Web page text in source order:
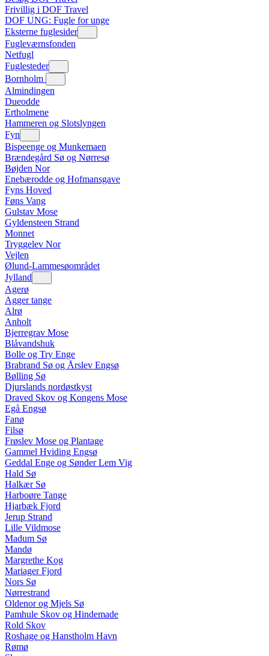
Frivillig i DOF Travel
DOF UNG: Fugle for unge
Eksterne fuglesider
Fugleværnsfonden
Netfugl
Fuglesteder
Bornholm
Almindingen
Dueodde
Ertholmene
Hammeren og Slotslyngen
Fyn
Bispeenge og Munkemaen
Brændegård Sø og Nørresø
Bøjden Nor
Enebærodde og Hofmansgave
Fyns Hoved
Føns Vang
Gulstav Mose
Gyldensteen Strand
Monnet
Tryggelev Nor
Vejlen
Ølund-Lammesøområdet
Jylland
Agerø
Agger tange
Alrø
Anholt
Bjerregrav Mose
Blåvandshuk
Bolle og Try Enge
Brabrand Sø og Årslev Engsø
Bølling Sø
Djurslands nordøstkyst
Draved Skov og Kongens Mose
Egå Engsø
Fanø
Filsø
Frøslev Mose og Plantage
Gammel Hviding Engsø
Geddal Enge og Sønder Lem Vig
Hald Sø
Halkær Sø
Harboøre Tange
Hjarbæk Fjord
Jerup Strand
Lille Vildmose
Madum Sø
Mandø
Margrethe Kog
Mariager Fjord
Nors Sø
Nørrestrand
Oldenor og Mjels Sø
Pamhule Skov og Hindemade
Rold Skov
Roshage og Hanstholm Havn
Rømø